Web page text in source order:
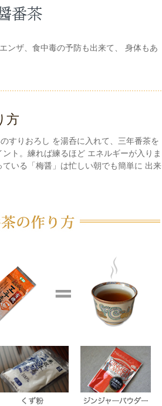
ンザ、食中毒の予防も出来て、 身体もあ
方
すりおろし を湯呑に入れて、三年番茶を
ト。練れば練るほど エネルギーが入りま
いる「梅醤」は忙しい朝でも簡単に 出来